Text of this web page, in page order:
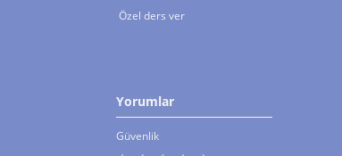
Özel ders ver
Yorumlar
Güvenlik